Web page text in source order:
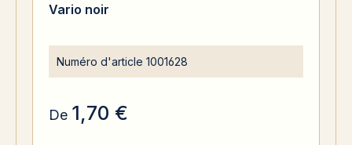
Vario noir
Numéro d'article 1001628
De 1,70 €